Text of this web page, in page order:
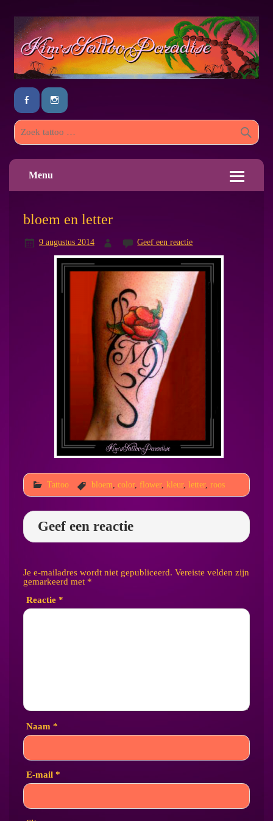
Menu
bloem en letter
9 augustus 2014 Geef een reactie
Tattoo bloem color, flower, kleur, letter, roos
Geef een reactie
Je e-mailadres wordt niet gepubliceerd. Vereiste velden zijn
gemarkeerd met *
Reactie *
Naam *
E-mail *